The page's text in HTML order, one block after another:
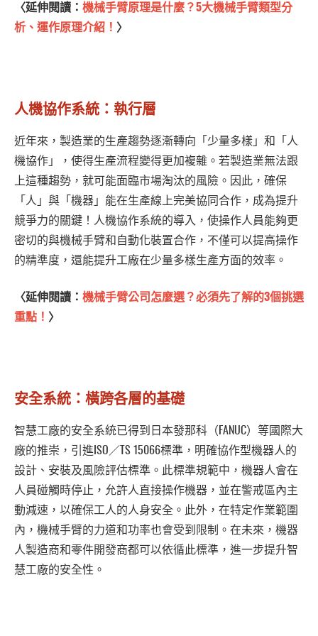
〈延伸閱讀： 機械手臂原理是什麼？5大機械手臂類型分
析、運作原理介紹！ 〉
人機協作系統：執行層
近年來，製造業的生產趨勢逐漸轉向「少量多樣」和「人
機協作」，使得生產流程變得更加複雜。若製造業無法跟
上這種趨勢，就可能面臨市場淘汰的風險。因此，確保
「人」與「機器」能在生產線上完美協同合作，成為提升
競爭力的關鍵！人機協作系統的導入，使操作人員能夠更
密切的與機械手臂和自動化裝置合作，不僅可以提高操作
的精準度，還能提升工廠在少量多樣生產方面的效率。
〈延伸閱讀： 機械手臂公司怎麼選？必須先了解的3個挑選
重點！ 〉
安全系統：橫跨各層的基礎
智慧工廠的安全系統已得到日本發那科（FANUC）等國際大
廠的推崇，引進ISO／TS 15066標準，明確協作型機器人的
設計、安裝及風險評估標準。此標準規範中，機器人會在
人員碰觸時停止，允許人直接操作機器，並在警戒區內主
動減速，以確保工人的人身安全。此外，在特定作業範圍
內，機械手臂的力道和功率也會受到限制。在未來，機器
人製造商和零件開發商都可以依循此標準，進一步提升智
慧工廠的安全性。